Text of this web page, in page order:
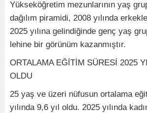
Yükseköğretim mezunlarının yaş
dağılım piramidi, 2008 yılında
2025 yılına gelindiğinde genç yaş
lehine bir görünüm kazanmıştır.
ORTALAMA EĞİTİM SÜRESİ 2025
OLDU
25 yaş ve üzeri nüfusun ortalama
yılında 9,6 yıl oldu. 2025 yılında